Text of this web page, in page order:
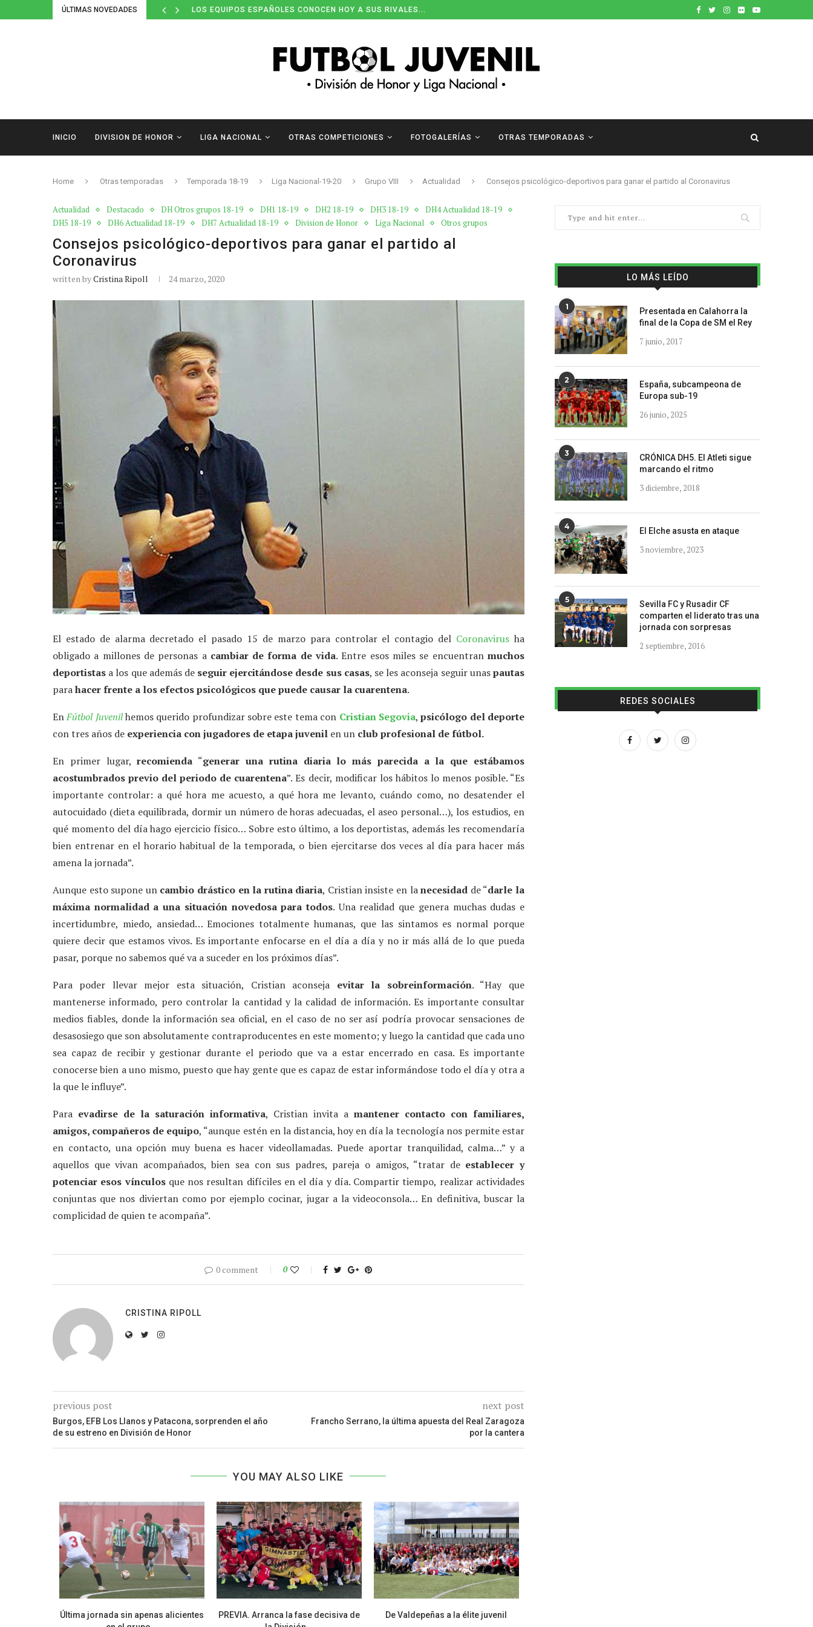
ÚLTIMAS NOVEDADES LOS EQUIPOS ESPAÑOLES CONOCEN HOY A SUS RIVALES...
INICIO DIVISION DE HONOR LIGA NACIONAL OTRAS COMPETICIONES FOTOGALERÍAS OTRAS TEMPORADAS
Home Otras temporadas Temporada 18-19 Liga Nacional-19-20 Grupo VIII Actualidad Consejos psicológico-deportivos para ganar el partido al Coronavirus
Actualidad Destacado DH Otros grupos 18-19 DH1 18-19 DH2 18-19 DH3 18-19
DH4 Actualidad 18-19
DH5 18-19
DH6 Actualidad 18-19 DH7 Actualidad 18-19 Division de Honor Liga Nacional Otros grupos
Consejos psicológico-deportivos para ganar el partido al
Coronavirus
written byCristina Ripoll 24 marzo, 2020
El estado de alarma decretado el pasado 15 de marzo para controlar el contagio del Coronavirus ha
obligado a millones de personas a cambiar de forma de vida. Entre esos miles se encuentran muchos
deportistas a los que además de seguir ejercitándose desde sus casas, se les aconseja seguir unaspautas
parahacer frente a los efectos psicológicos que puede causar la cuarentena.
EnFútbol Juvenilhemos querido profundizar sobre este tema con Cristian Segovia,psicólogo del deporte
con tres años de experiencia con jugadores de etapa juvenil en un club profesional de fútbol.
En primer lugar,recomienda “generar una rutina diaria lo más parecida a la que estábamos
acostumbrados previo del periodo de cuarentena”. Es decir, modificar los hábitos lo menos posible. “Es
importante controlar: a qué hora me acuesto, a qué hora me levanto, cuándo como, no desatender el
autocuidado (dieta equilibrada, dormir un número de horas adecuadas, el aseo personal…), los estudios, en
qué momento del día hago ejercicio físico… Sobre esto último, a los deportistas, además les recomendaría
bien entrenar en el horario habitual de la temporada, o bien ejercitarse dos veces al día para hacer más
amena la jornada”.
Aunque esto supone un cambio drástico en la rutina diaria, Cristian insiste en lanecesidad de “darle la
máxima normalidad a una situación novedosa para todos. Una realidad que genera muchas dudas e
incertidumbre, miedo, ansiedad… Emociones totalmente humanas, que las sintamos es normal porque
quiere decir que estamos vivos. Es importante enfocarse en el día a día y no ir más allá de lo que pueda
pasar, porque no sabemos qué va a suceder en los próximos días”.
Para poder llevar mejor esta situación, Cristian aconseja evitar la sobreinformación. “Hay que
mantenerse informado, pero controlar la cantidad y la calidad de información. Es importante consultar
medios fiables, donde la información sea oficial, en el caso de no ser así podría provocar sensaciones de
desasosiego que son absolutamente contraproducentes en este momento; y luego la cantidad que cada uno
sea capaz de recibir y gestionar durante el periodo que va a estar encerrado en casa. Es importante
conocerse bien a uno mismo, puesto que hay gente que es capaz de estar informándose todo el día y otra a
la que le influye”.
Para evadirse de la saturación informativa, Cristian invita a mantener contacto con familiares,
amigos, compañeros de equipo, “aunque estén en la distancia, hoy en día la tecnología nos permite estar
en contacto, una opción muy buena es hacer videollamadas. Puede aportar tranquilidad, calma…” y a
aquellos que vivan acompañados, bien sea con sus padres, pareja o amigos, “tratar de establecer y
potenciar esos vínculosque nos resultan difíciles en el día y día. Compartir tiempo, realizar actividades
conjuntas que nos diviertan como por ejemplo cocinar, jugar a la videoconsola… En definitiva, buscar la
complicidad de quien te acompaña”.
0 comment 0
CRISTINA RIPOLL
previous post
Burgos, EFB Los Llanos y Patacona, sorprenden el año
de su estreno en División de Honor
next post
Francho Serrano, la última apuesta del Real Zaragoza
por la cantera
YOU MAY ALSO LIKE
Última jornada sin apenas alicientes
PREVIA. Arranca la fase decisiva de
De Valdepeñas a la élite juvenil
LO MÁS LEÍDO
1
Presentada en Calahorra la
final de la Copa de SM el Rey
7 junio, 2017
2
España, subcampeona de
Europa sub-19
26 junio, 2025
3
CRÓNICA DH5. El Atleti sigue
marcando el ritmo
3 diciembre, 2018
4 El Elche asusta en ataque
3 noviembre, 2023
5
Sevilla FC y Rusadir CF
comparten el liderato tras una
jornada con sorpresas
2 septiembre, 2016
REDES SOCIALES